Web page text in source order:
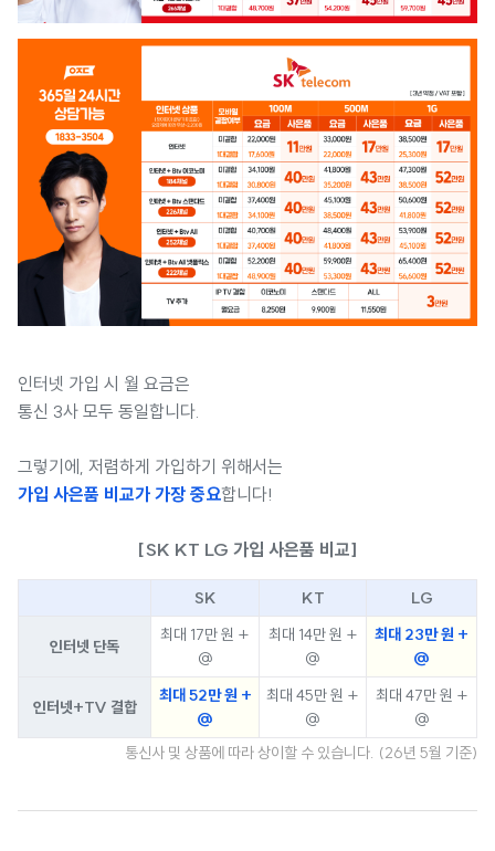
인터넷 가입 시 월 요금은
통신 3사 모두 동일합니다.
그렇기에, 저렴하게 가입하기 위해서는
가입 사은품 비교가 가장 중요합니다!
[SK KT LG 가입 사은품 비교]
SK KT LG
인터넷 단독
최대 17만 원 +
@
최대 14만 원 +
@
최대 23만 원 +
@
인터넷+TV 결합
최대 52만 원 +
@
최대 45만 원 +
@
최대 47만 원 +
@
통신사 및 상품에 따라 상이할 수 있습니다. (26년 5월 기준)